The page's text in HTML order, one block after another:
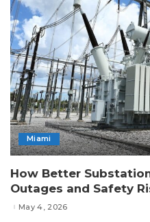
Miami
How Better
Outages and Safety
May 4, 2026